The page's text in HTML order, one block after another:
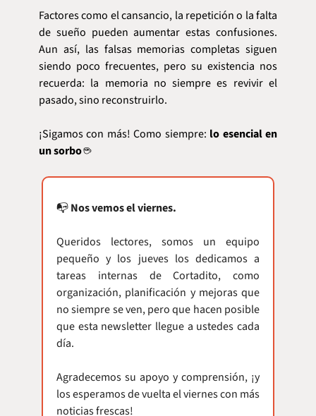
Factores como el cansancio, la repetición o la falta
de sueño pueden aumentar estas confusiones.
Aun así, las falsas memorias completas siguen
siendo poco frecuentes, pero su existencia nos
recuerda: la memoria no siempre es revivir el
pasado, sino reconstruirlo.
¡Sigamos con más! Como siempre: lo esencial en
un sorbo ☕
📭 Nos vemos el viernes.
Queridos lectores, somos un equipo
pequeño y los jueves los dedicamos a
tareas internas de Cortadito, como
organización, planificación y mejoras que
no siempre se ven, pero que hacen posible
que esta newsletter llegue a ustedes cada
día.
Agradecemos su apoyo y comprensión, ¡y
los esperamos de vuelta el viernes con más
noticias frescas!